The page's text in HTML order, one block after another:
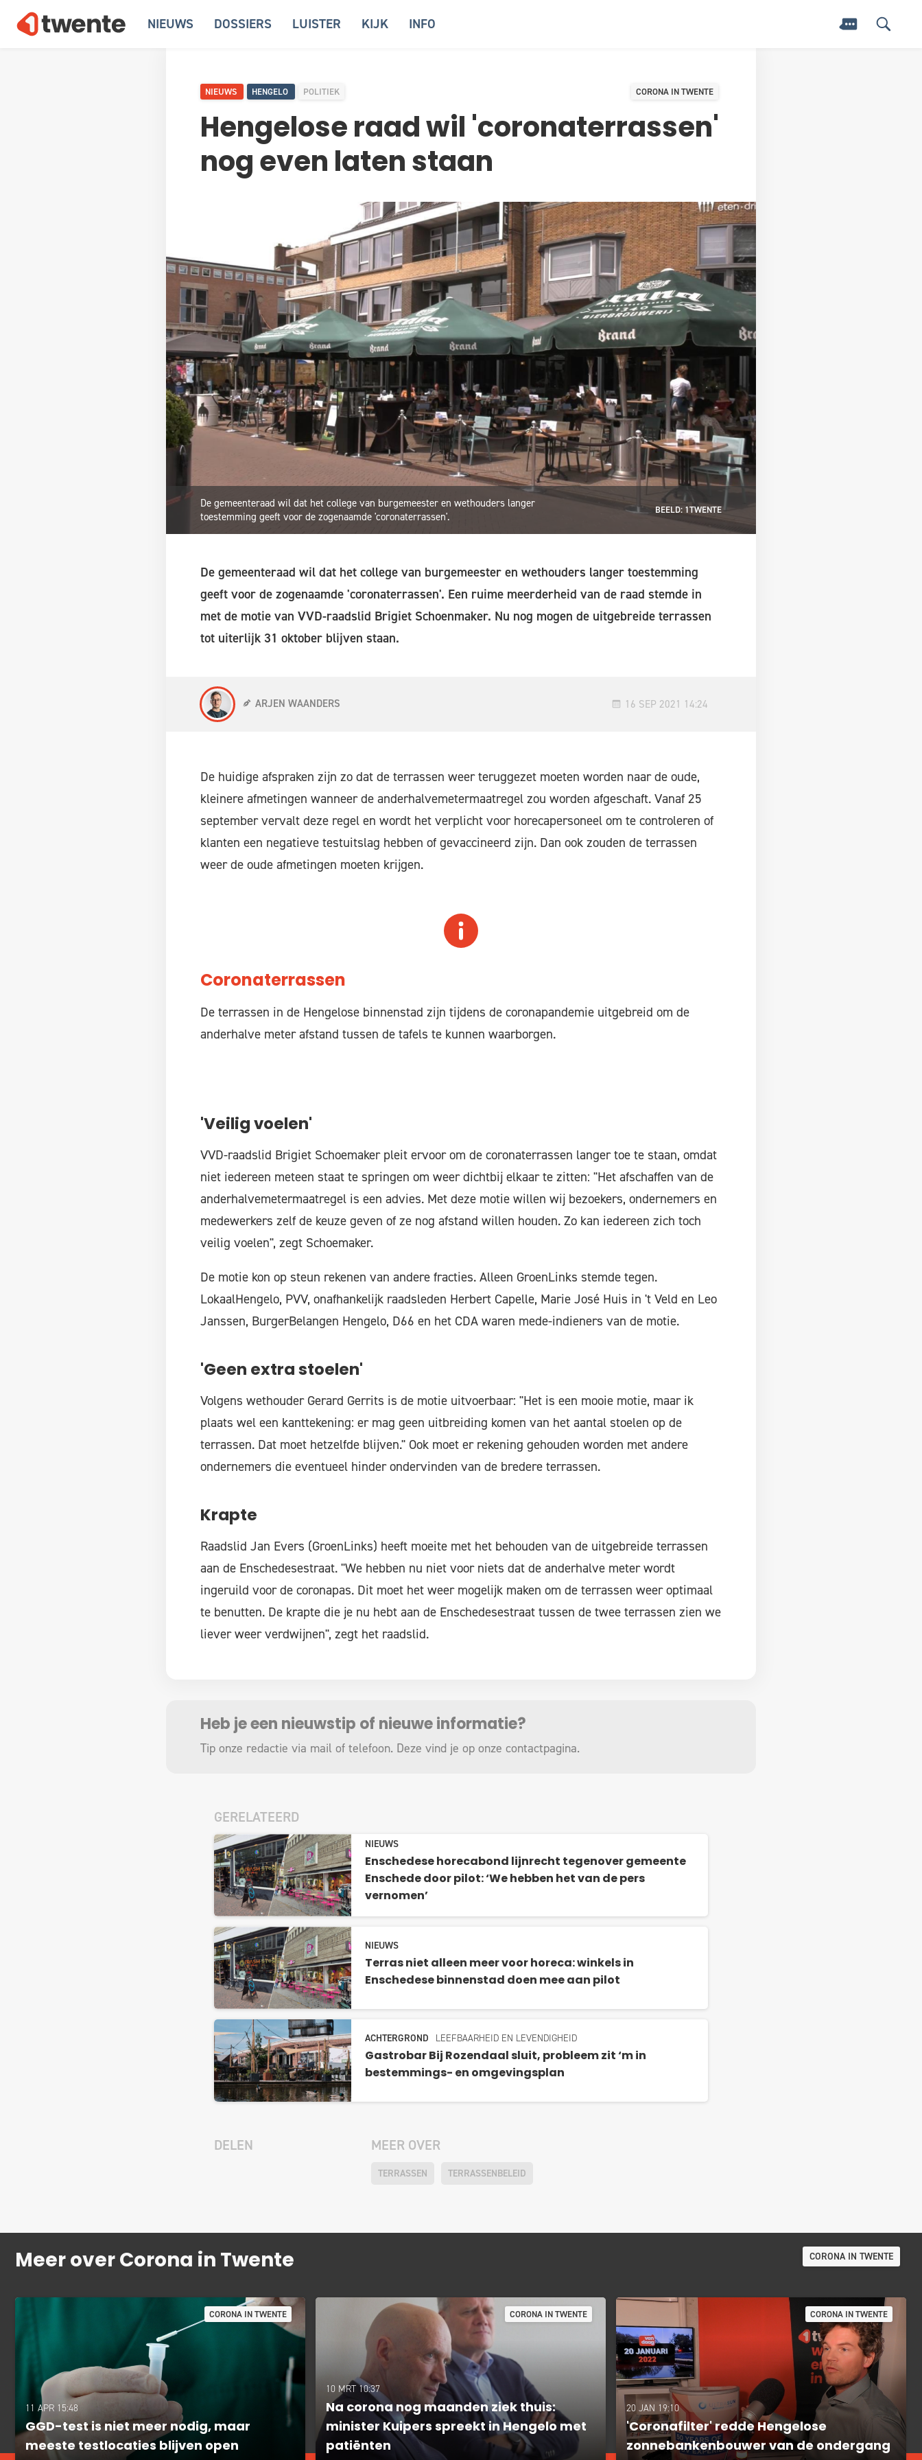
NIEUWS DOSSIERS LUISTER KIJK INFO
NIEUWS HENGELO POLITIEK CORONA IN TWENTE
Hengelose raad wil 'coronaterrassen'
nog even laten staan
De gemeenteraad wil dat het college van burgemeester en wethouders langer
toestemming geeft voor de zogenaamde 'coronaterrassen'.
BEELD: 1TWENTE
De gemeenteraad wil dat het college van burgemeester en wethouders langer toestemming
geeft voor de zogenaamde 'coronaterrassen'. Een ruime meerderheid van de raad stemde in
met de motie van VVD-raadslid Brigiet Schoenmaker. Nu nog mogen de uitgebreide terrassen
tot uiterlijk 31 oktober blijven staan.
ARJEN WAANDERS 16 SEP 2021 14:24
De huidige afspraken zijn zo dat de terrassen weer teruggezet moeten worden naar de oude,
kleinere afmetingen wanneer de anderhalvemetermaatregel zou worden afgeschaft. Vanaf 25
september vervalt deze regel en wordt het verplicht voor horecapersoneel om te controleren of
klanten een negatieve testuitslag hebben of gevaccineerd zijn. Dan ook zouden de terrassen
weer de oude afmetingen moeten krijgen.
Coronaterrassen
De terrassen in de Hengelose binnenstad zijn tijdens de coronapandemie uitgebreid om de
anderhalve meter afstand tussen de tafels te kunnen waarborgen.
'Veilig voelen'
VVD-raadslid Brigiet Schoemaker pleit ervoor om de coronaterrassen langer toe te staan, omdat
niet iedereen meteen staat te springen om weer dichtbij elkaar te zitten: "Het afschaffen van de
anderhalvemetermaatregel is een advies. Met deze motie willen wij bezoekers, ondernemers en
medewerkers zelf de keuze geven of ze nog afstand willen houden. Zo kan iedereen zich toch
veilig voelen", zegt Schoemaker.
De motie kon op steun rekenen van andere fracties. Alleen GroenLinks stemde tegen.
LokaalHengelo, PVV, onafhankelijk raadsleden Herbert Capelle, Marie José Huis in 't Veld en Leo
Janssen, BurgerBelangen Hengelo, D66 en het CDA waren mede-indieners van de motie.
'Geen extra stoelen'
Volgens wethouder Gerard Gerrits is de motie uitvoerbaar: "Het is een mooie motie, maar ik
plaats wel een kanttekening: er mag geen uitbreiding komen van het aantal stoelen op de
terrassen. Dat moet hetzelfde blijven." Ook moet er rekening gehouden worden met andere
ondernemers die eventueel hinder ondervinden van de bredere terrassen.
Krapte
Raadslid Jan Evers (GroenLinks) heeft moeite met het behouden van de uitgebreide terrassen
aan de Enschedesestraat. "We hebben nu niet voor niets dat de anderhalve meter wordt
ingeruild voor de coronapas. Dit moet het weer mogelijk maken om de terrassen weer optimaal
te benutten. De krapte die je nu hebt aan de Enschedesestraat tussen de twee terrassen zien we
liever weer verdwijnen", zegt het raadslid.
Heb je een nieuwstip of nieuwe informatie?
Tip onze redactie via mail of telefoon. Deze vind je op onze contactpagina.
GERELATEERD
NIEUWS
Enschedese horecabond lijnrecht tegenover gemeente
Enschede door pilot: ‘We hebben het van de pers
vernomen’
NIEUWS
Terras niet alleen meer voor horeca: winkels in
Enschedese binnenstad doen mee aan pilot
ACHTERGROND LEEFBAARHEID EN LEVENDIGHEID
Gastrobar Bij Rozendaal sluit, probleem zit ‘m in
bestemmings- en omgevingsplan
DELEN MEER OVER
TERRASSEN TERRASSENBELEID
Meer over Corona in Twente CORONA IN TWENTE
CORONA IN TWENTE
11 APR 15:48
GGD-test is niet meer nodig, maar
meeste testlocaties blijven open
CORONA IN TWENTE
10 MRT 10:37
Na corona nog maanden ziek thuis:
minister Kuipers spreekt in Hengelo met
patiënten
CORONA IN TWENTE
20 JAN 19:10
'Coronafilter' redde Hengelose
zonnebankenbouwer van de ondergang